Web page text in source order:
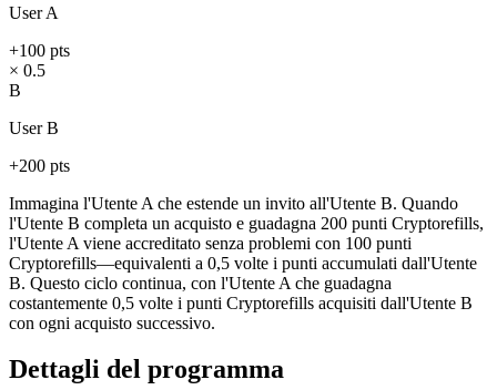
User A
+100 pts
× 0.5
B
User B
+200 pts
Immagina l'Utente A che estende un invito all'Utente B. Quando
l'Utente B completa un acquisto e guadagna 200 punti Cryptorefills,
l'Utente A viene accreditato senza problemi con 100 punti
Cryptorefills—equivalenti a 0,5 volte i punti accumulati dall'Utente
B. Questo ciclo continua, con l'Utente A che guadagna
costantemente 0,5 volte i punti Cryptorefills acquisiti dall'Utente B
con ogni acquisto successivo.
Dettagli del programma